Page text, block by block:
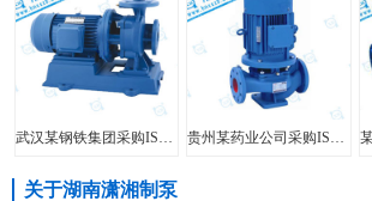
关于湖南潇湘制泵